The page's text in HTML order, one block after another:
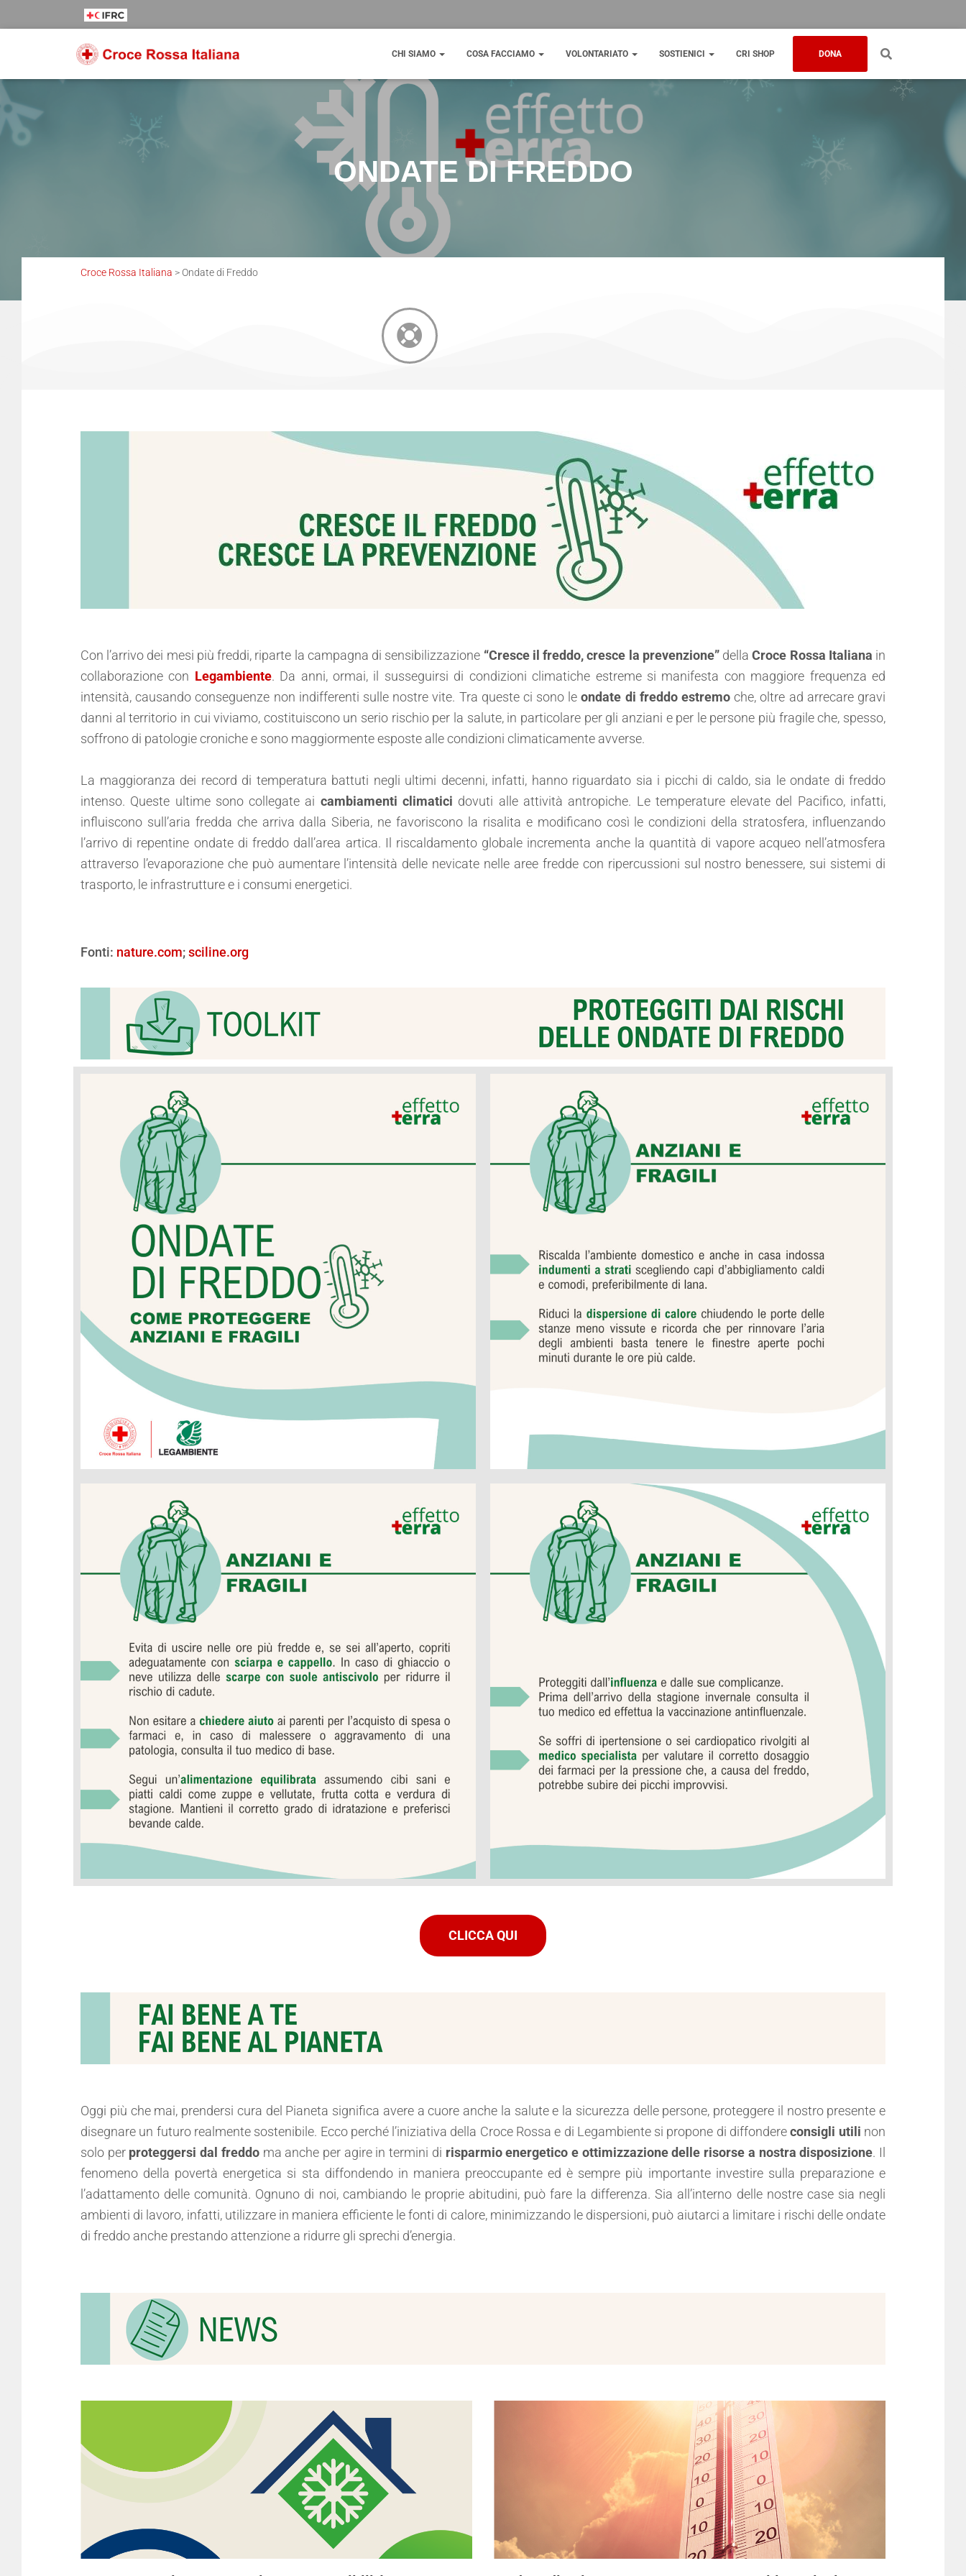
CHI SIAMO COSA FACCIAMO VOLONTARIATO SOSTIENICI CRI SHOP DONA
ONDATE DI FREDDO
Croce Rossa Italiana > Ondate di Freddo
Con l’arrivo dei mesi più freddi, riparte la campagna di sensibilizzazione “Cresce il freddo, cresce la prevenzione”dellaCroce Rossa Italiana in
collaborazione con Legambiente. Da anni, ormai, il susseguirsi di condizioni climatiche estreme si manifesta con maggiore frequenza ed
intensità, causando conseguenze non indifferenti sulle nostre vite. Tra queste ci sono leondate di freddo estremo che, oltre ad arrecare gravi
danni al territorio in cui viviamo, costituiscono un serio rischio per la salute, in particolare per gli anziani e per le persone più fragile che, spesso,
soffrono di patologie croniche e sono maggiormente esposte alle condizioni climaticamente avverse.
La maggioranza dei record di temperatura battuti negli ultimi decenni, infatti, hanno riguardato sia i picchi di caldo, sia le ondate di freddo
intenso. Queste ultime sono collegate ai cambiamenti climatici dovuti alle attività antropiche. Le temperature elevate del Pacifico, infatti,
influiscono sull’aria fredda che arriva dalla Siberia, ne favoriscono la risalita e modificano così le condizioni della stratosfera, influenzando
l’arrivo di repentine ondate di freddo dall’area artica. Il riscaldamento globale incrementa anche la quantità di vapore acqueo nell’atmosfera
attraverso l’evaporazione che può aumentare l’intensità delle nevicate nelle aree fredde con ripercussioni sul nostro benessere, sui sistemi di
trasporto, le infrastrutture e i consumi energetici.
Fonti: nature.com;sciline.org
CLICCA QUI
Oggi più che mai, prendersi cura del Pianeta significa avere a cuore anche la salute e la sicurezza delle persone, proteggere il nostro presente e
disegnare un futuro realmente sostenibile. Ecco perché l’iniziativa della Croce Rossa e di Legambiente si propone di diffondereconsigli utili non
solo per proteggersi dal freddo ma anche per agire in termini di risparmio energetico e ottimizzazione delle risorse a nostra disposizione. Il
fenomeno della povertà energetica si sta diffondendo in maniera preoccupante ed è sempre più importante investire sulla preparazione e
l’adattamento delle comunità. Ognuno di noi, cambiando le proprie abitudini, può fare la differenza. Sia all’interno delle nostre case sia negli
ambienti di lavoro, infatti, utilizzare in maniera efficiente le fonti di calore, minimizzando le dispersioni, può aiutarci a limitare i rischi delle ondate
di freddo anche prestando attenzione a ridurre gli sprechi d’energia.